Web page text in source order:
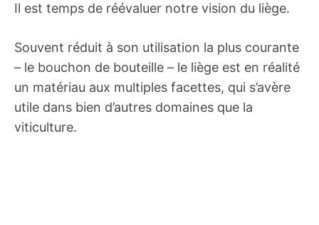
Il est temps de réévaluer notre vision du liège.
Souvent réduit à son utilisation la plus courante
– le bouchon de bouteille – le liège est en réalité
un matériau aux multiples facettes, qui s’avère
utile dans bien d’autres domaines que la
viticulture.